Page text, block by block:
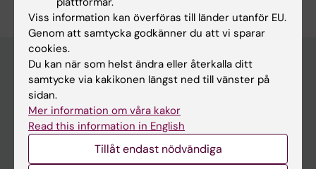
Sidan uppdaterad:
2025-09-22
Huvudmeny
Utbildning
Forskarutbildning
Forskning
Viss information kan överföras till länder utanför EU.
Genom att samtycka godkänner du att vi sparar
cookies.
Du kan när som helst ändra eller återkalla ditt
samtycke via kakikonen längst ned till vänster på
sidan.
Mer information om våra kakor
Read this information in English
Tillåt endast nödvändiga